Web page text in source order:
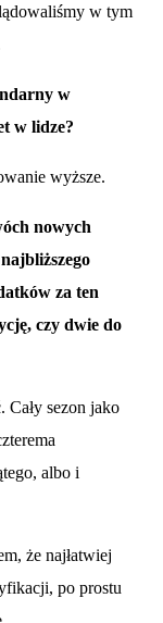
w tym
w
w lidze?
wyższe.
nowych
za ten
czy dwie do
Cały sezon jako
albo i
że najłatwiej
po prostu